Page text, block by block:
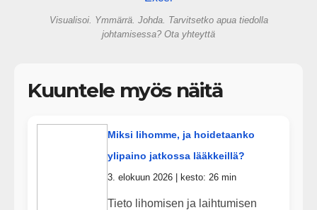
Visualisoi. Ymmärrä. Johda. Tarvitsetko apua tiedolla
johtamisessa? Ota yhteyttä
Kuuntele myös näitä
Miksi lihomme, ja hoidetaanko
ylipaino jatkossa lääkkeillä?
3. elokuun 2026 | kesto: 26 min
Tieto lihomisen ja laihtumisen